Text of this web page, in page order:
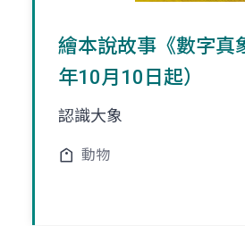
繪本說故事《數字真
年10月10日起）
認識大象
動物